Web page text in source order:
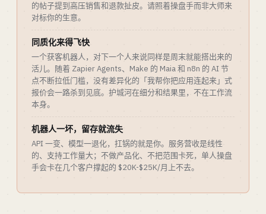
的帖子提到高压销售和退款扯皮。请照着操盘手而非大师来
对标你的生意。
同质化来得飞快
一个获客机器人，对下一个人来说同样是周末就能搭出来的
活儿。随着 Zapier Agents、Make 的 Maia 和 n8n 的 AI 节
点不断拉低门槛，没有差异化的「我帮你把应用连起来」式
报价会一路杀到见底。护城河在细分和结果里，不在工作流
本身。
机器人一坏，留存就流失
API 一变、模型一退化，扛锅的就是你。服务营收是线性
的、支持工作量大；不做产品化、不把范围卡死，单人操盘
手会卡在几个客户撑起的 $20K-$25K/月上不去。